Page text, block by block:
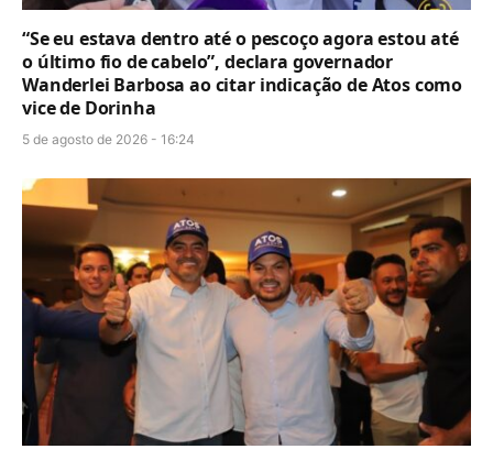
“Se eu estava dentro até o pescoço agora estou até
o último fio de cabelo”, declara governador
Wanderlei Barbosa ao citar indicação de Atos como
vice de Dorinha
5 de agosto de 2026 - 16:24